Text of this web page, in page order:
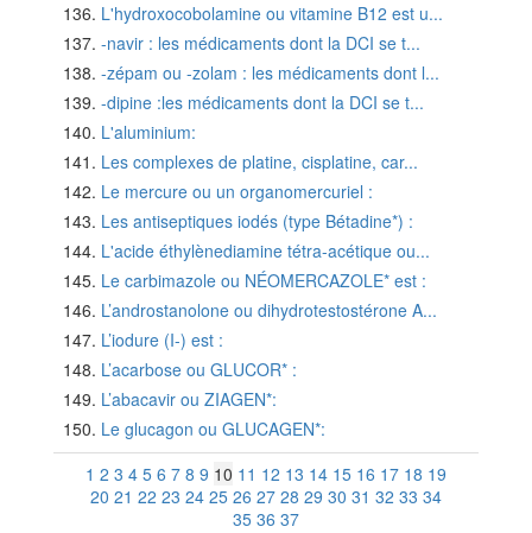
L'hydroxocobolamine ou vitamine B12 est u...
-navir : les médicaments dont la DCI se t...
-zépam ou -zolam : les médicaments dont l...
-dipine :les médicaments dont la DCI se t...
L'aluminium:
Les complexes de platine, cisplatine, car...
Le mercure ou un organomercuriel :
Les antiseptiques iodés (type Bétadine*) :
L'acide éthylènediamine tétra-acétique ou...
Le carbimazole ou NÉOMERCAZOLE* est :
L’androstanolone ou dihydrotestostérone A...
L’iodure (I-) est :
L’acarbose ou GLUCOR* :
L’abacavir ou ZIAGEN*:
Le glucagon ou GLUCAGEN*:
1 2 3 4 5 6 7 8 9 10 11 12 13 14 15 16 17 18 19
20 21 22 23 24 25 26 27 28 29 30 31 32 33 34
35 36 37